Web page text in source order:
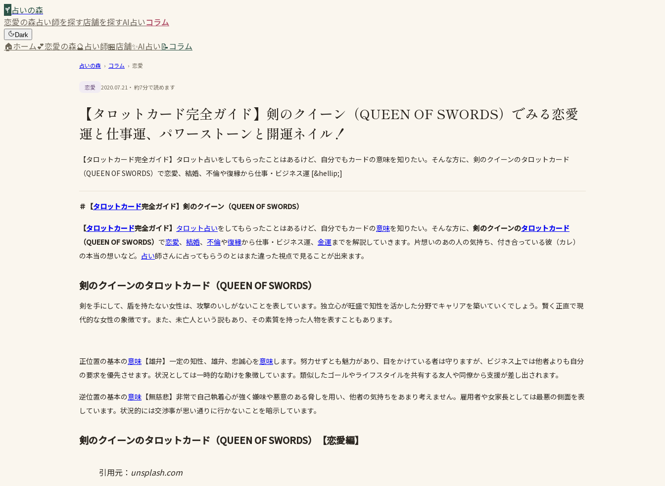
占いの森
恋愛の森占い師を探す店舗を探すAI占いコラム
Dark
🏠ホーム💕恋愛の森🔮占い師🏪店舗✨AI占い📝コラム
占いの森 › コラム › 恋愛
恋愛 2020.07.21 ・ 約7分で読めます
【タロットカード完全ガイド】剣のクイーン（QUEEN OF SWORDS）でみる恋愛
運と仕事運、パワーストーンと開運ネイル！
【タロットカード完全ガイド】タロット占いをしてもらったことはあるけど、自分でもカードの意味を知りたい。そんな方に、剣のクイーンのタロットカード
（QUEEN OF SWORDS）で恋愛、結婚、不倫や復縁から仕事・ビジネス運 [&hellip;]
＃【タロットカード完全ガイド】剣のクイーン（QUEEN OF SWORDS）
【タロットカード完全ガイド】 タロット占いをしてもらったことはあるけど、自分でもカードの意味を知りたい。そんな方に、剣のクイーンのタロットカード
（QUEEN OF SWORDS） で恋愛、 結婚、 不倫や復縁から仕事・ビジネス運、 金運までを解説していきます。片想いのあの人の気持ち、付き合っている彼（カレ）
の本当の想いなど。 占い師さんに占ってもらうのとはまた違った視点で見ることが出来ます。
剣のクイーンのタロットカード（QUEEN OF SWORDS）
剣を手にして、盾を持たない女性は、攻撃のいしがないことを表しています。独立心が旺盛で知性を活かした分野でキャリアを築いていくでしょう。賢く正直で現
代的な女性の象徴です。また、未亡人という説もあり、その素質を持った人物を表すこともあります。
正位置の基本の意味 【雄弁】一定の知性、雄弁、忠誠心を意味します。努力せずとも魅力があり、目をかけている者は守りますが、ビジネス上では他者よりも自分
の要求を優先させます。状況としては一時的な助けを象徴しています。類似したゴールやライフスタイルを共有する友人や同僚から支援が差し出されます。
逆位置の基本の意味 【無慈悲】非常で自己執着心が強く嫌味や悪意のある脅しを用い、他者の気持ちをあまり考えません。雇用者や女家長としては最悪の側面を表
しています。状況的には交渉事が思い通りに行かないことを暗示しています。
剣のクイーンのタロットカード（QUEEN OF SWORDS） 【恋愛編】
引用元： unsplash.com